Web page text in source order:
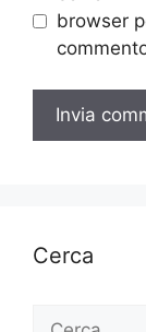
browser
Cerca
Ricerca